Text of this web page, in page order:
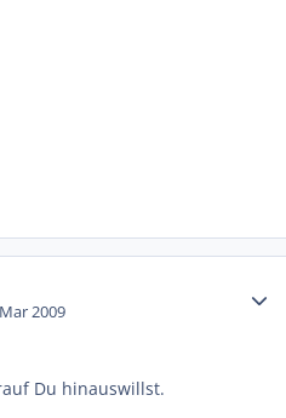
2009
Du hinauswillst.